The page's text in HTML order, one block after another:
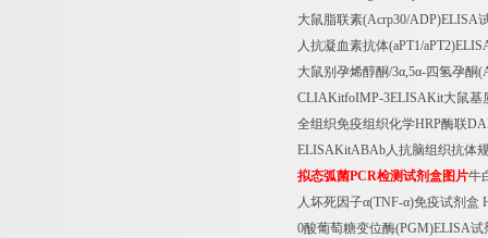
大鼠脂联素(Acrp30/ADP)ELISA
人抗凝血素抗体(aPT1/
大鼠别孕烯醇酮/3α,5α-四氢孕酮
CLIAKitfoIMP-3ELISAKit大鼠基
全组织免疫组织化学HRP酶联
ELISAKitABAb人抗脑组织抗体
拟态弧菌PCR检测试剂盒图片牛
人坏死因子α(TNF-α)免疫试剂盒
0酸葡萄糖变位酶(PGM)ELISA试